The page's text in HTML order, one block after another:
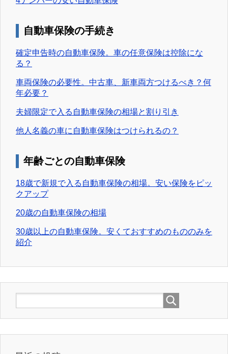
自動車保険の手続き
確定申告時の自動車保険。車の任意保険は控除にな
る？
車両保険の必要性。中古車、新車両方つけるべき？何
年必要？
夫婦限定で入る自動車保険の相場と割り引き
他人名義の車に自動車保険はつけられるの？
年齢ごとの自動車保険
18歳で新規で入る自動車保険の相場。安い保険をピッ
クアップ
20歳の自動車保険の相場
30歳以上の自動車保険。安くておすすめのもののみを
紹介